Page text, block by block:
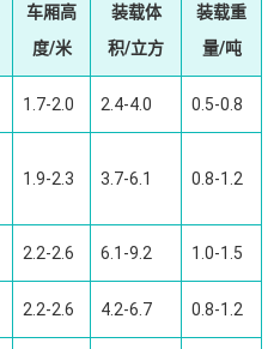
车厢高
度/米
装载体
积/立方
装载重
量/吨
1.7-2.0 2.4-4.0 0.5-0.8
1.9-2.3 3.7-6.1 0.8-1.2
2.2-2.6 6.1-9.2 1.0-1.5
2.2-2.6 4.2-6.7 0.8-1.2